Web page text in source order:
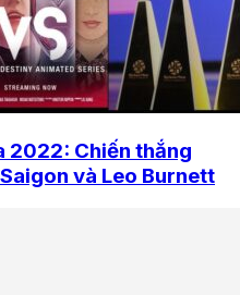
2022: Chiến thắng
và Leo Burnett